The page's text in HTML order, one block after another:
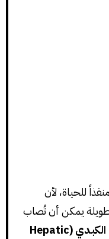
للحياة، لأن
طويلة يمكن أن تُصاب
التشحّم الكبدي (Hepatic